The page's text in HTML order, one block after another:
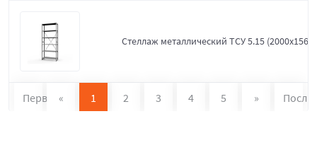
Стеллаж металлический ТСУ 5.15
Первая « 1 2 3 4 5 »